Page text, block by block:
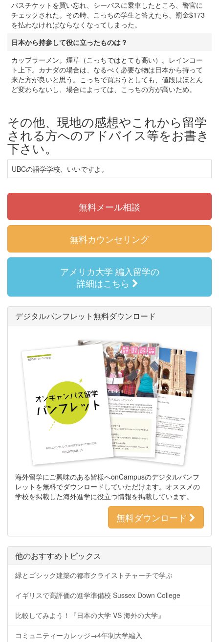
バスチケットを買い忘れ、シーバスに乗車したところ、警官に
チェックされた。その時、こっちの学生と答えたら、罰金$173
を払わなければならなくなってしまった。
日本から持参して役に立ったものは？
カップラーメン。煙草（こっちではとても高い）。レインコー
ト上下。カナダの場合は、なるべく必要な物は日本から持って
来た方が良いと思う。こっちで買おうとしても、値段はほとん
ど変わらないし、場合によっては、こっちの方が高いため。
その他、現地の感想やこれから留学
される方へのアドバイス等をお書き
下さい。
UBCの語学学校、いいですよ。
無料メール相談
無料カウンセリング
アメリカ大学 編入留学の
詳細はこちら
デジタルパンフレット無料ダウンロード
海外留学にご興味のある皆様へonCampusのデジタルパンフ
レットを無料でダウンロードしていただけます。オススメの
学校を掲載した海外進学に役立つ情報を掲載しています。
無料ダウンロード
他のおすすめトピックス
緑とゴシック建築の都市クライストチャーチで学ぶ
イギリスで高評価の進学準備校 Sussex Down College
比較してみよう！『日本の大学 VS 海外の大学』
コミュニティーカレッジ→4年制大学編入